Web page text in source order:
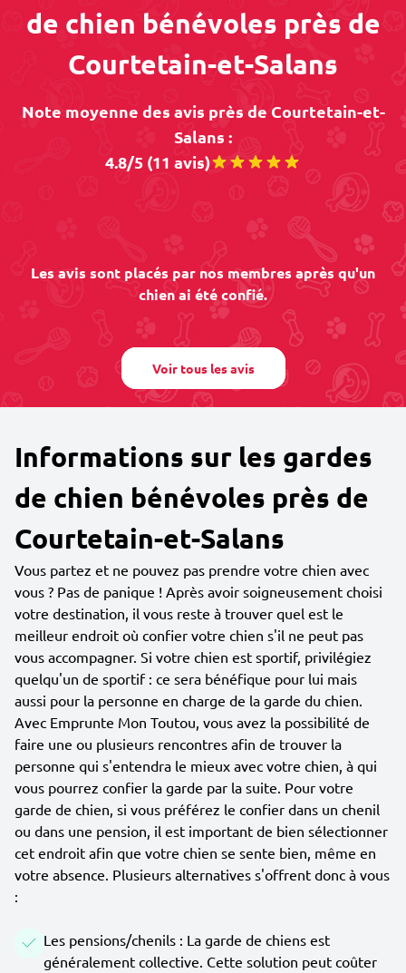
de chien bénévoles près de
Courtetain-et-Salans
Note moyenne des avis près de Courtetain-et-
Salans :
4.8/5 (11 avis)
Les avis sont placés par nos membres après qu'un
chien ai été confié.
Voir tous les avis
Informations sur les gardes
de chien bénévoles près de
Courtetain-et-Salans
Vous partez et ne pouvez pas prendre votre chien avec
vous ? Pas de panique ! Après avoir soigneusement choisi
votre destination, il vous reste à trouver quel est le
meilleur endroit où confier votre chien s'il ne peut pas
vous accompagner. Si votre chien est sportif, privilégiez
quelqu'un de sportif : ce sera bénéfique pour lui mais
aussi pour la personne en charge de la garde du chien.
Avec Emprunte Mon Toutou, vous avez la possibilité de
faire une ou plusieurs rencontres afin de trouver la
personne qui s'entendra le mieux avec votre chien, à qui
vous pourrez confier la garde par la suite. Pour votre
garde de chien, si vous préférez le confier dans un chenil
ou dans une pension, il est important de bien sélectionner
cet endroit afin que votre chien se sente bien, même en
votre absence. Plusieurs alternatives s'offrent donc à vous
:
Les pensions/chenils : La garde de chiens est
généralement collective. Cette solution peut coûter